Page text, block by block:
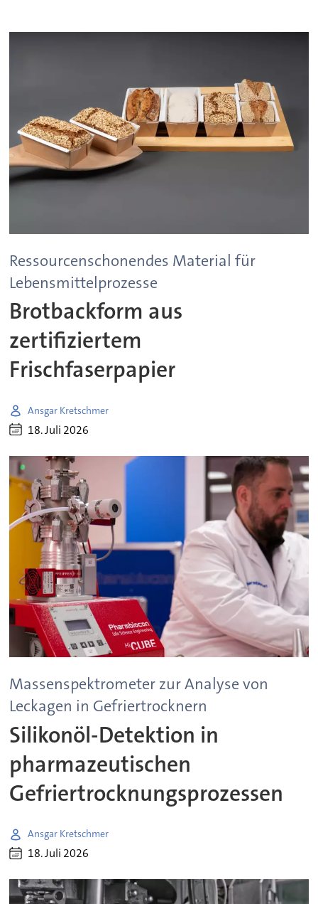
Ressourcenschonendes Material für
Lebensmittelprozesse
Brotbackform aus
zertifiziertem
Frischfaserpapier
Ansgar Kretschmer
18. Juli 2026
Massenspektrometer zur Analyse von
Leckagen in Gefriertrocknern
Silikonöl-Detektion in
pharmazeutischen
Gefriertrocknungsprozessen
Ansgar Kretschmer
18. Juli 2026